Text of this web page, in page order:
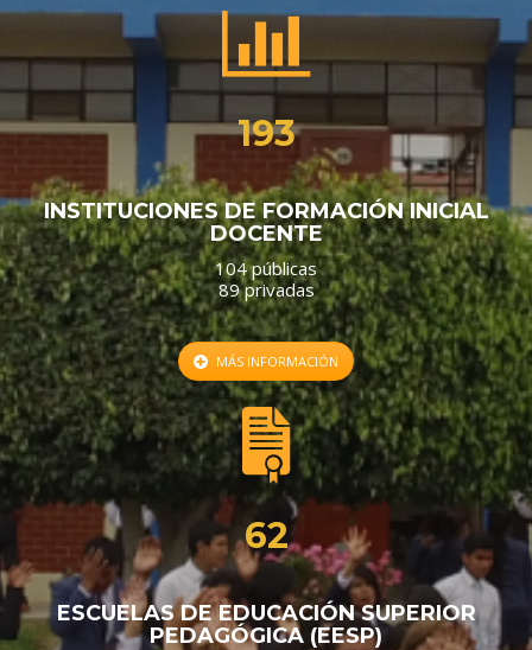
193
INSTITUCIONES DE FORMACIÓN INICIAL
DOCENTE
104 públicas
89 privadas
MÁS INFORMACIÓN
62
ESCUELAS DE EDUCACIÓN SUPERIOR
PEDAGÓGICA (EESP)